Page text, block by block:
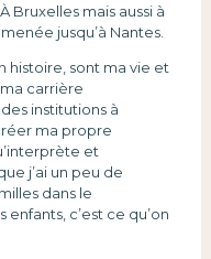
Bruxelles mais aussi à
jusqu’à Nantes.
histoire, sont ma vie et
carrière
institutions à
ma propre
et
j’ai un peu de
dans le
c’est ce qu’on